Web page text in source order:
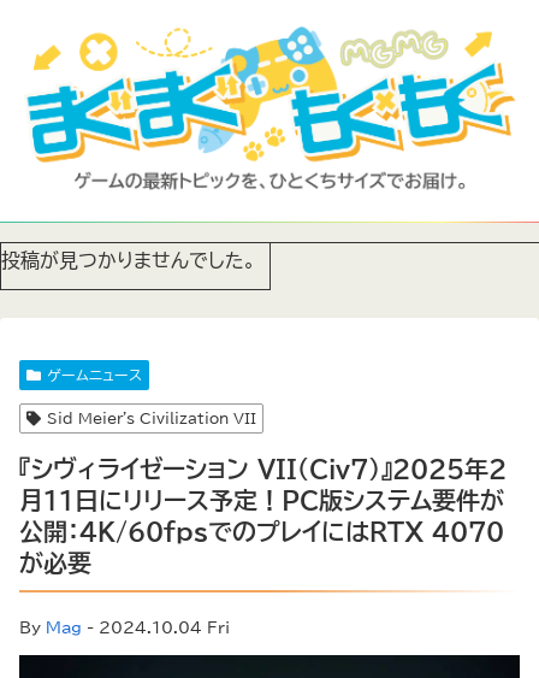
投稿が見つかりませんでした。
ゲームニュース
Sid Meier's Civilization VII
『シヴィライゼーション VII（Civ7）』2025年2
月11日にリリース予定！PC版システム要件が
公開：4K/60fpsでのプレイにはRTX 4070
が必要
By Mag - 2024.10.04 Fri